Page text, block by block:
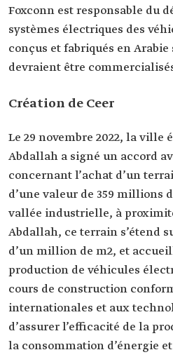
Foxconn est responsable du
systèmes électriques des
conçus et fabriqués en
devraient être
Création de Ceer
Le 29 novembre 2022, la ville
Abdallah a signé un accord
concernant l’achat d’un
d’une valeur de 359 millions
vallée industrielle, à
Abdallah, ce terrain s’étend
d’un million de m2, et
production de véhicules
cours de construction
internationales et aux
d’assurer l’efficacité de la
la consommation d’énergie